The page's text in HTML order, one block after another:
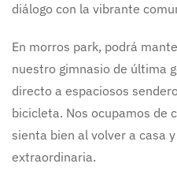
diálogo con la vibrante
En morros park, podrá
nuestro gimnasio de última
directo a espaciosos
bicicleta. Nos ocupamos de
sienta bien al volver a casa
extraordinaria.